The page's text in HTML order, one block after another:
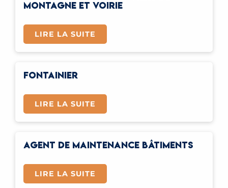
MONTAGNE ET VOIRIE
LIRE LA SUITE
FONTAINIER
LIRE LA SUITE
AGENT DE MAINTENANCE BÂTIMENTS
LIRE LA SUITE